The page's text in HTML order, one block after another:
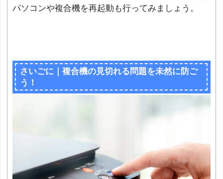
パソコンや複合機を再起動も行ってみましょう。
さいごに｜複合機の見切れる問題を未然に防ご
う！